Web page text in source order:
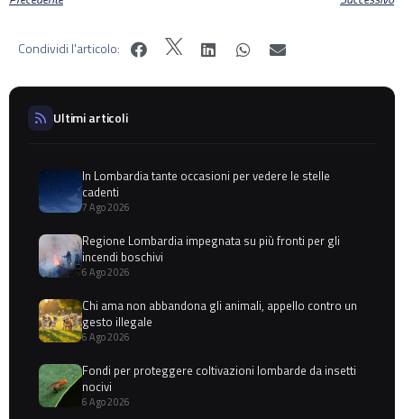
Condividi l'articolo:
Ultimi articoli
In Lombardia tante occasioni per vedere le stelle
cadenti
7 Ago 2026
Regione Lombardia impegnata su più fronti per gli
incendi boschivi
6 Ago 2026
Chi ama non abbandona gli animali, appello contro un
gesto illegale
6 Ago 2026
Fondi per proteggere coltivazioni lombarde da insetti
nocivi
6 Ago 2026